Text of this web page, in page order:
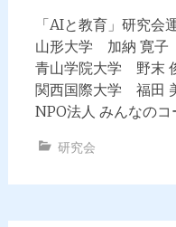
「AIと教育」研究会
山形大学 加納 寛子
青山学院大学 野末
関西国際大学 福田
NPO法人 みんなの
研究会